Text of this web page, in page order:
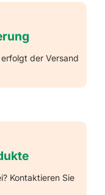
erfolgt der Versand
Kontaktieren Sie